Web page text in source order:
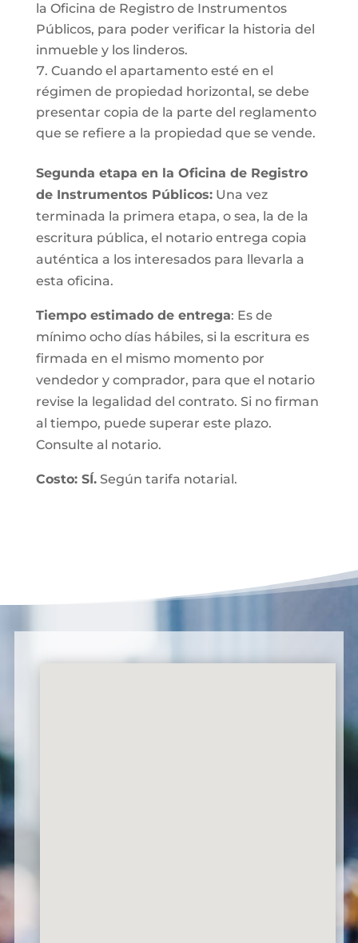
la Oficina de Registro de Instrumentos
Públicos, para poder verificar la historia del
inmueble y los linderos.
Cuando el apartamento esté en el
régimen de propiedad horizontal, se debe
presentar copia de la parte del reglamento
que se refiere a la propiedad que se vende.
Segunda etapa en la Oficina de Registro
de Instrumentos Públicos:Una vez
terminada la primera etapa, o sea, la de la
escritura pública, el notario entrega copia
auténtica a los interesados para llevarla a
esta oficina.
Tiempo estimado de entrega: Es de
mínimo ocho días hábiles, si la escritura es
firmada en el mismo momento por
vendedor y comprador, para que el notario
revise la legalidad del contrato. Si no firman
al tiempo, puede superar este plazo.
Consulte al notario.
Costo: SÍ.Según tarifa notarial.